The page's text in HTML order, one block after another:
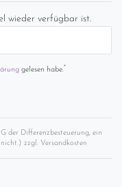
wieder verfügbar ist.
gelesen habe.*
der Differenzbesteuerung, ein
zzgl. Versandkosten